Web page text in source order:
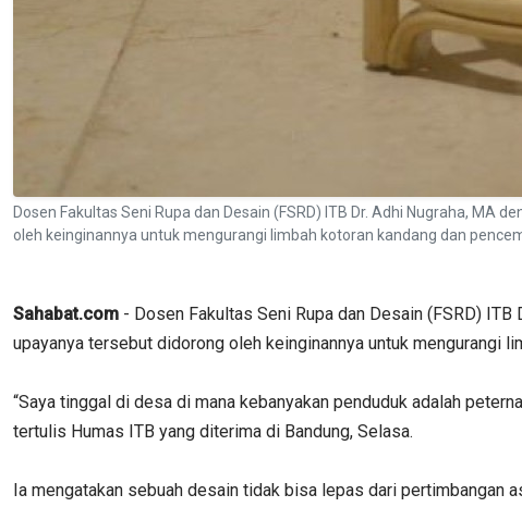
Dosen Fakultas Seni Rupa dan Desain (FSRD) ITB Dr. Adhi Nugraha,
oleh keinginannya untuk mengurangi limbah kotoran kandang dan
Sahabat.com - Dosen Fakultas Seni Rupa dan Desain (FSRD)
upayanya tersebut didorong oleh keinginannya untuk mengurangi
“Saya tinggal di desa di mana kebanyakan penduduk adalah
tertulis Humas ITB yang diterima di Bandung, Selasa.
Ia mengatakan sebuah desain tidak bisa lepas dari pertimbangan